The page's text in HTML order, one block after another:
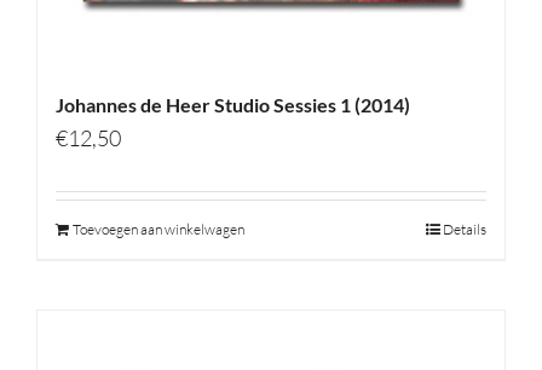
Johannes de Heer Studio Sessies 1 (2014)
€12,50
Toevoegen aan winkelwagen Details